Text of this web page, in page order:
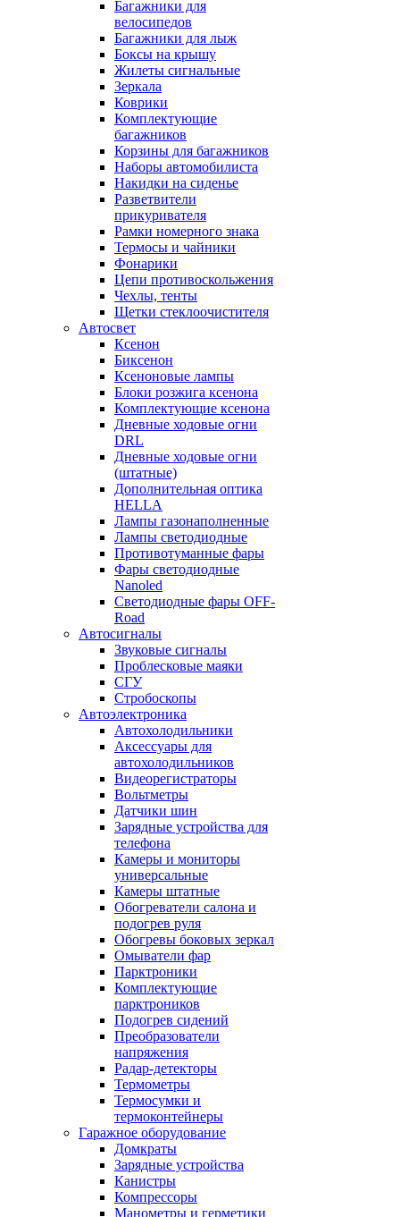
Багажники для
велосипедов
Багажники для лыж
Боксы на крышу
Жилеты сигнальные
Зеркала
Коврики
Комплектующие
багажников
Корзины для багажников
Наборы автомобилиста
Накидки на сиденье
Разветвители
прикуривателя
Рамки номерного знака
Термосы и чайники
Фонарики
Цепи противоскольжения
Чехлы, тенты
Щетки стеклоочистителя
Автосвет
Ксенон
Биксенон
Ксеноновые лампы
Блоки розжига ксенона
Комплектующие ксенона
Дневные ходовые огни
DRL
Дневные ходовые огни
(штатные)
Дополнительная оптика
HELLA
Лампы газонаполненные
Лампы светодиодные
Противотуманные фары
Фары светодиодные
Nanoled
Светодиодные фары OFF-
Road
Автосигналы
Звуковые сигналы
Проблесковые маяки
СГУ
Стробоскопы
Автоэлектроника
Автохолодильники
Аксессуары для
автохолодильников
Видеорегистраторы
Вольтметры
Датчики шин
Зарядные устройства для
телефона
Камеры и мониторы
универсальные
Камеры штатные
Обогреватели салона и
подогрев руля
Обогревы боковых зеркал
Омыватели фар
Парктроники
Комплектующие
парктроников
Подогрев сидений
Преобразователи
напряжения
Радар-детекторы
Термометры
Термосумки и
термоконтейнеры
Гаражное оборудование
Домкраты
Зарядные устройства
Канистры
Компрессоры
Манометры и герметики